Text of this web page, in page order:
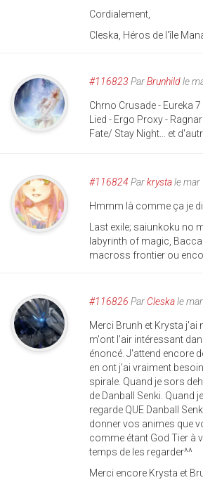
Cordialement,
Cleska, Héros de l'île
#116823 ParBrunhildle
Chrno Crusade - Eureka
Lied - Ergo Proxy -
Fate/ Stay Night... et
#116824 Parkrystale
Hmmm là comme ça je
Last exile; saiunkoku no
labyrinth of magic,
macross frontier ou
#116826 Par Cleskale
Merci Brunh et Krysta j'ai
m'ont l'air intéressant
énoncé. J'attend encore
en ont j'ai vraiment
spirale. Quand je sors
de Danball Senki. Quand
regarde QUE Danball
donner vos animes que
comme étant God Tier à
temps de les regarder^^
Merci encore Krysta et